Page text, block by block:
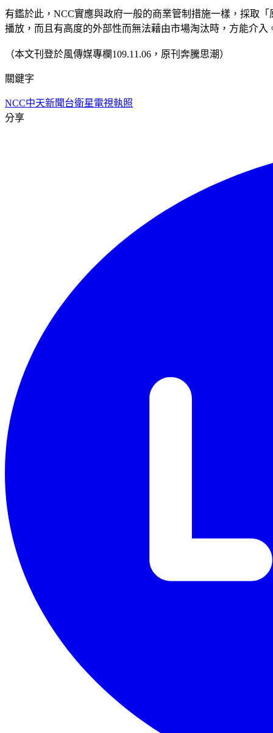
有鑑於此，NCC實應與政府一般的商業管制措施一樣，採取
播放，而且有高度的外部性而無法藉由市場淘汰時，方能介
（本文刊登於風傳媒專欄109.11.06，原刊奔騰思潮）
關鍵字
NCC中天新聞台衛星電視執照
分享